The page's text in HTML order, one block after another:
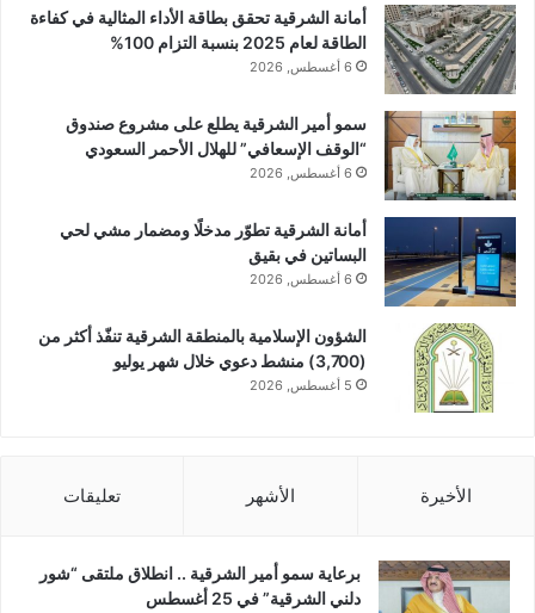
أمانة الشرقية تحقق بطاقة الأداء المثالية في كفاءة
الطاقة لعام 2025 بنسبة التزام 100%
6 أغسطس, 2026
سمو أمير الشرقية يطلع على مشروع صندوق
“الوقف الإسعافي” للهلال الأحمر السعودي
6 أغسطس, 2026
أمانة الشرقية تطوّر مدخلًا ومضمار مشي لحي
البساتين في بقيق
6 أغسطس, 2026
الشؤون الإسلامية بالمنطقة الشرقية تنفّذ أكثر من
(3,700) منشط دعوي خلال شهر يوليو
5 أغسطس, 2026
الأخيرة الأشهر تعليقات
برعاية سمو أمير الشرقية .. انطلاق ملتقى “شور
دلني الشرقية” في 25 أغسطس